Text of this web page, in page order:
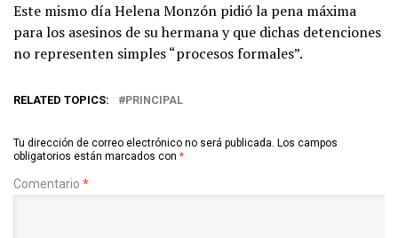
Este mismo día Helena Monzón pidió la pena máxima
para los asesinos de su hermana y que dichas detenciones
no representen simples “procesos formales”.
RELATED TOPICS: PRINCIPAL
Tu dirección de correo electrónico no será publicada. Los campos
obligatorios están marcados con *
Comentario *